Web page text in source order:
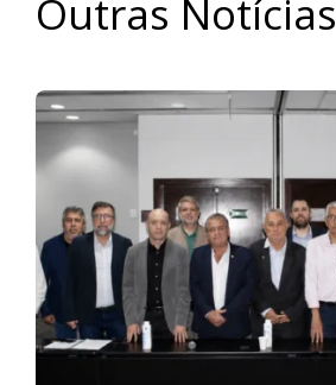
Outras Notícias